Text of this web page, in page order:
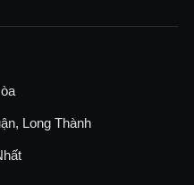
Long Thành